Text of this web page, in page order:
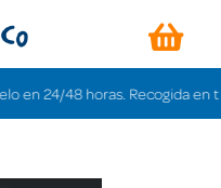
48 horas. Recogida en